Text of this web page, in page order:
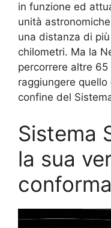
in funzione ed
unità
una distanza di
chilometri. Ma la
percorrere altre
raggiungere
confine del
Sistema
la sua